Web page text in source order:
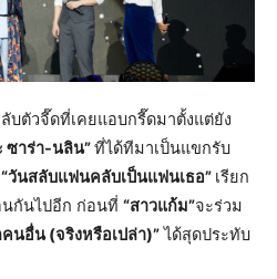
ตัวจี๊ดที่เคยแอบกรี๊ดมาตั้งแต่ยัง
าร่า-นลิน”ที่ได้ทีมาเป็นแขกรับ
“วันสลับแฟนคลับเป็นแฟนเธอ” เรียก
กันไปอีก ก่อนที่ “สาวแก้ม”จะร่วม
คนอื่น (จริงหรือเปล่า)”ได้สุดประทับ